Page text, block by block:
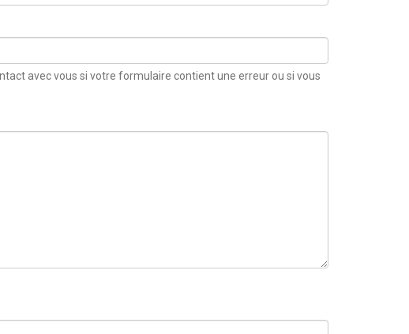
avec vous si votre formulaire contient une erreur ou si vous